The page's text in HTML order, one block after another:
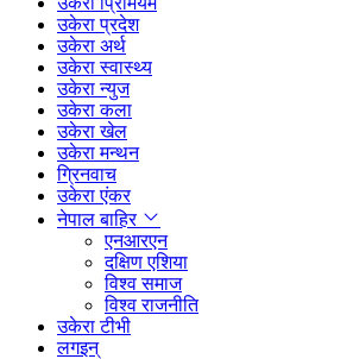
उकेरा प्रदेश
उकेरा अर्थ
उकेरा स्वास्थ्य
उकेरा न्युज
उकेरा कला
उकेरा खेल
उकेरा मन्थन
ग्रिनवाच
उकेरा एंकर
नेपाल बाहिर
एनआरएन
दक्षिण एशिया
विश्व समाज
विश्व राजनीति
उकेरा टीभी
लगइन्